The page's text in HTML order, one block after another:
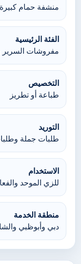
منشفة حمام كبيرة
الفئة الرئيسية
مفروشات السرير
التخصيص
طباعة أو تطريز
التوريد
طلبات جملة
الاستخدام
للزي الموحد
منطقة الخدمة
دبي وأبوظبي